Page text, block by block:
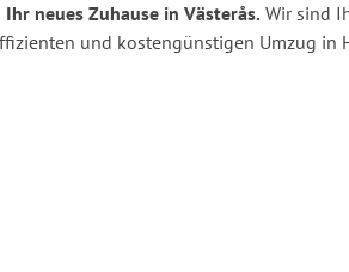
Ihr neues Zuhause in Västerås. Wir sind
und kostengünstigen Umzug in